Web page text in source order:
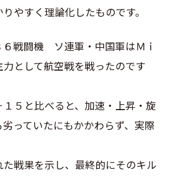
やすく理論化したものです。
６戦闘機 ソ連軍・中国軍はＭｉ
として航空戦を戦ったのです
１５と比べると、加速・上昇・旋
っていたにもかかわらず、実際
た戦果を示し、最終的にそのキル